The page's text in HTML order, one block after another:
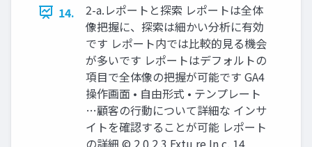
14.
2-a.レポートと探索 レポートは全体
像把握に、探索は細かい分析に有効
です レポート内では比較的見る機会
が多いです レポートはデフォルトの
項目で全体像の把握が可能です GA4
操作画面 • 自由形式 • テンプレート
…顧客の行動について詳細な インサ
イトを確認することが可能 レポート
の詳細 © 2 0 2 3 Extu re In c. 14